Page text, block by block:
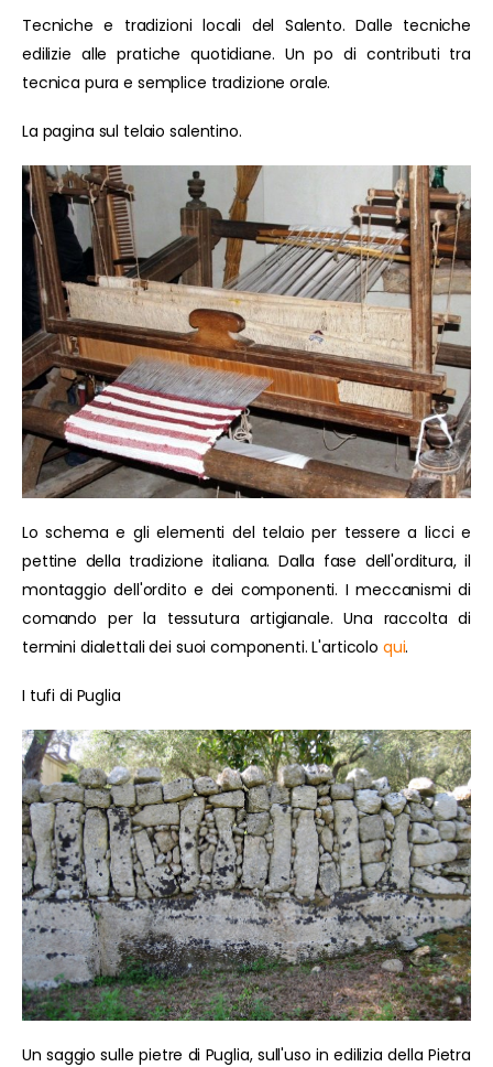
Tecniche e tradizioni locali del Salento. Dalle tecniche
edilizie alle pratiche quotidiane. Un po di contributi tra
tecnica pura e semplice tradizione orale.
La pagina sul telaio salentino.
Lo schema e gli elementi del telaio per tessere a licci e
pettine della tradizione italiana. Dalla fase dell'orditura, il
montaggio dell'ordito e dei componenti. I meccanismi di
comando per la tessutura artigianale. Una raccolta di
termini dialettali dei suoi componenti. L'articolo qui.
I tufi di Puglia
Un saggio sulle pietre di Puglia, sull'uso in edilizia della Pietra